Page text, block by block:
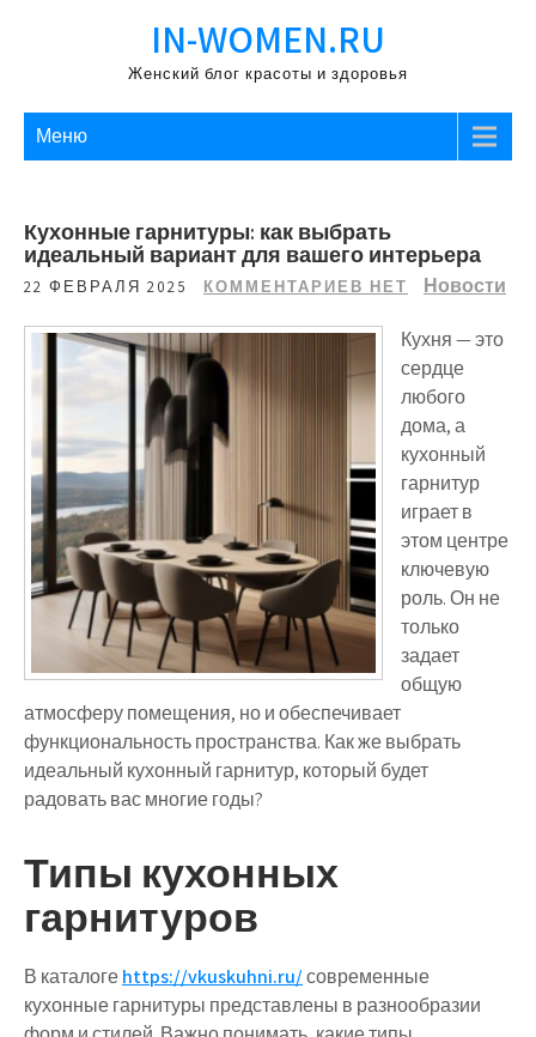
IN-WOMEN.RU
Женский блог красоты и здоровья
Меню
Кухонные гарнитуры: как выбрать
идеальный вариант для вашего интерьера
22 ФЕВРАЛЯ 2025 КОММЕНТАРИЕВ НЕТ Новости
Кухня — это
сердце
любого
дома, а
кухонный
гарнитур
играет в
этом центре
ключевую
роль. Он не
только
задает
общую
атмосферу помещения, но и обеспечивает
функциональность пространства. Как же выбрать
идеальный кухонный гарнитур, который будет
радовать вас многие годы?
Типы кухонных
гарнитуров
В каталогеhttps://vkuskuhni.ru/современные
кухонные гарнитуры представлены в разнообразии